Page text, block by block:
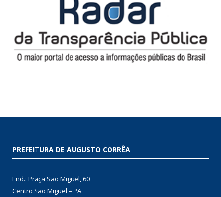
PREFEITURA DE AUGUSTO CORRÊA
End.: Praça São Miguel, 60
Centro São Miguel – PA